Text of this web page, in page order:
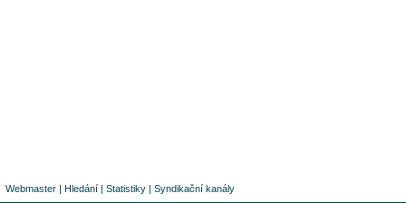
Webmaster | Hledání | Statistiky | Syndikační kanály